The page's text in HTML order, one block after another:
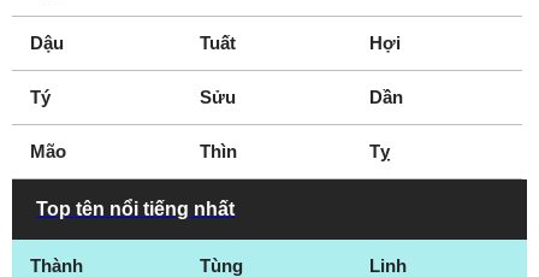
Dậu Tuất Hợi
Tý Sửu Dần
Mão Thìn Tỵ
Top tên nổi tiếng nhất
Thành Tùng Linh